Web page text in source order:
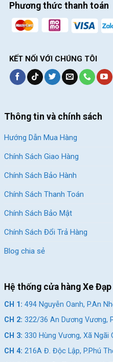
Phương thức thanh toán
KẾT NỐI VỚI CHÚNG TÔI
Thông tin và chính sách
Hướng Dẫn Mua Hàng
Chính Sách Giao Hàng
Chính Sách Bảo Hành
Chính Sách Thanh Toán
Chính Sách Bảo Mật
Chính Sách Đổi Trả Hàng
Blog chia sẻ
Hệ thống cửa hàng Xe Đạp
CH 1: 494 Nguyễn Oanh, P.An
CH 2: 322/36 An Dương Vương,
CH 3: 330 Hùng Vương, Xã Ngãi
CH 4: 216A Đ. Độc Lập, P.Phú